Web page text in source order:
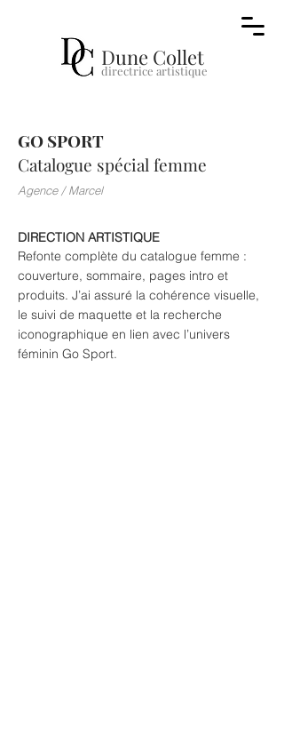
Dune Collet
directrice artistique
GO SPORT
Catalogue spécial femme
Agence / Marcel
DIRECTION ARTISTIQUE
Refonte complète du catalogue femme :
couverture, sommaire, pages intro et
produits. J’ai assuré la cohérence visuelle,
le suivi de maquette et la recherche
iconographique en lien avec l’univers
féminin Go Sport.